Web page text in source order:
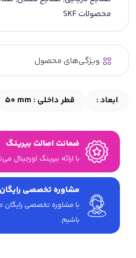
محصولات SKF
ویژگی‌های محصول
ابعاد : قطر داخلی : 50 mm
ضمانت اصالت بیرینگ
با ارائه بیرینگ اورجینال می‎‌توانیم یک خرید مطمئن را ضمانت کنیم.
مشاوره تخصصی رایگان
با مشاوره تخصصی رایگان
باشیم.